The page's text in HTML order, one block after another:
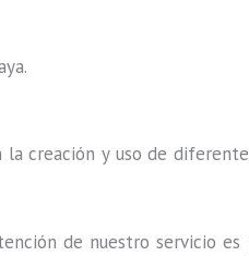
creación y uso de
de nuestro servicio